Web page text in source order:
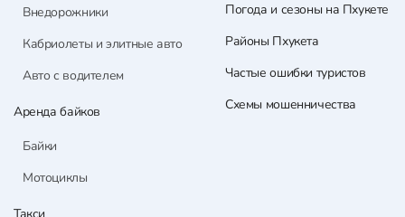
Внедорожники
Кабриолеты и элитные авто
Авто с водителем
Аренда байков
Байки
Мотоциклы
Погода и сезоны на Пхукете
Районы Пхукета
Частые ошибки туристов
Схемы мошенничества